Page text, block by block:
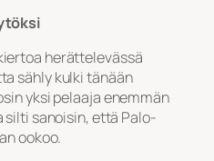
herättelevässä
sähly kulki tänään
yksi pelaaja enemmän
sanoisin, että Palo-
ookoo.